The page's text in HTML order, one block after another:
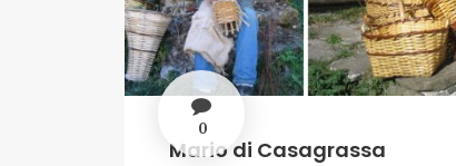
0
Mario di Casagrassa